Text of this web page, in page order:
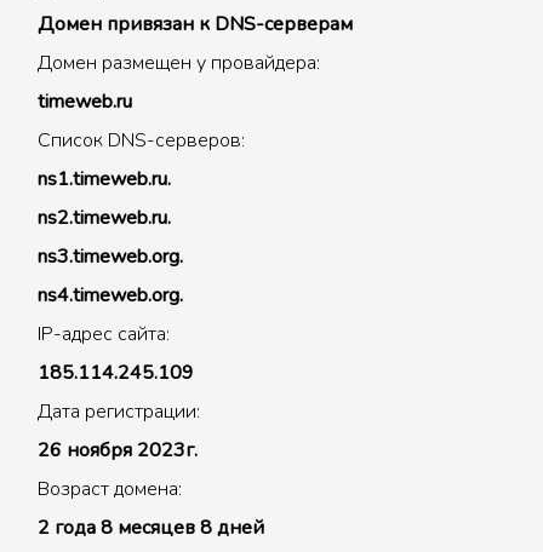
Домен привязан к DNS-серверам
Домен размещен у провайдера:
timeweb.ru
Список DNS-серверов:
ns1.timeweb.ru.
ns2.timeweb.ru.
ns3.timeweb.org.
ns4.timeweb.org.
IP-адрес сайта:
185.114.245.109
Дата регистрации:
26 ноября 2023г.
Возраст домена:
2 года 8 месяцев 8 дней